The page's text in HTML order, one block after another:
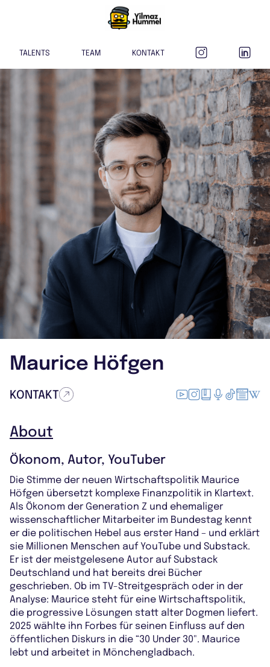
TALENTS TEAM KONTAKT
Maurice Höfgen
KONTAKT
About
Ökonom, Autor, YouTuber
Die Stimme der neuen Wirtschaftspolitik Maurice
Höfgen übersetzt komplexe Finanzpolitik in Klartext.
Als Ökonom der Generation Z und ehemaliger
wissenschaftlicher Mitarbeiter im Bundestag kennt
er die politischen Hebel aus erster Hand – und erklärt
sie Millionen Menschen auf YouTube und Substack.
Er ist der meistgelesene Autor auf Substack
Deutschland und hat bereits drei Bücher
geschrieben. Ob im TV-Streitgespräch oder in der
Analyse: Maurice steht für eine Wirtschaftspolitik,
die progressive Lösungen statt alter Dogmen liefert.
2025 wählte ihn Forbes für seinen Einfluss auf den
öffentlichen Diskurs in die “30 Under 30". Maurice
lebt und arbeitet in Mönchengladbach.